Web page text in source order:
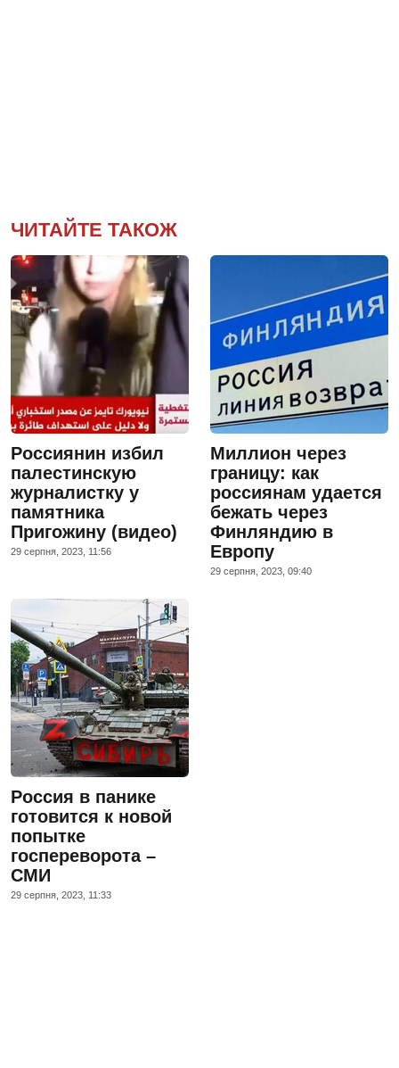
ЧИТАЙТЕ ТАКОЖ
Россиянин избил
палестинскую
журналистку у
памятника
Пригожину (видео)
29 серпня, 2023, 11:56
Миллион через
границу: как
россиянам удается
бежать через
Финляндию в
Европу
29 серпня, 2023, 09:40
Россия в панике
готовится к новой
попытке
госпереворота –
СМИ
29 серпня, 2023, 11:33